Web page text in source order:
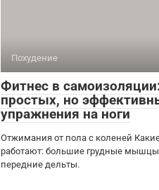
Похудение
Фитнес в
простых, но
упражнения на ноги
Отжимания от пола с коленей
работают: большие грудные
передние дельты.